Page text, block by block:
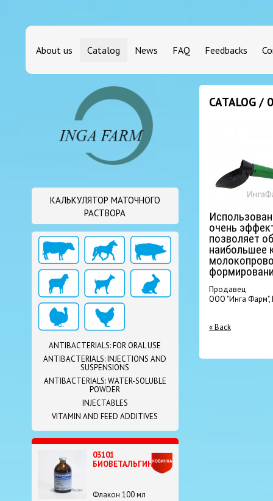
About us Catalog News FAQ Feedbacks
КАЛЬКУЛЯТОР МАТОЧНОГО
РАСТВОРА
ANTIBACTERIALS: FOR ORAL USE
ANTIBACTERIALS: INJECTIONS AND
SUSPENSIONS
ANTIBACTERIALS: WATER-SOLUBLE
POWDER
INJECTABLES
VITAMIN AND FEED ADDITIVES
03101
БИОВЕТАЛЬГИН
Флакон 100 мл
очень
позволяет
наибольшее
Продавец
ООО "Инга Фарм",
« Back